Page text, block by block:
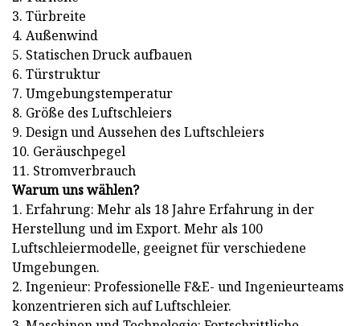
3. Türbreite
4. Außenwind
5. Statischen Druck aufbauen
6. Türstruktur
7. Umgebungstemperatur
8. Größe des Luftschleiers
9. Design und Aussehen des Luftschleiers
10. Geräuschpegel
11. Stromverbrauch
Warum uns wählen?
1. Erfahrung: Mehr als 18 Jahre Erfahrung in der
Herstellung und im Export. Mehr als 100
Luftschleiermodelle, geeignet für verschiedene
Umgebungen.
2. Ingenieur: Professionelle F&E- und Ingenieurteams
konzentrieren sich auf Luftschleier.